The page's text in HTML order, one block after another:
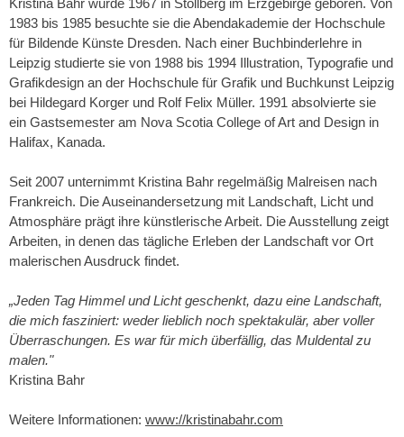
1983 bis 1985 besuchte sie die Abendakademie der Hochschule
für Bildende Künste Dresden. Nach einer Buchbinderlehre in
Leipzig studierte sie von 1988 bis 1994 Illustration, Typografie und
Grafikdesign an der Hochschule für Grafik und Buchkunst Leipzig
bei Hildegard Korger und Rolf Felix Müller. 1991 absolvierte sie
ein Gastsemester am Nova Scotia College of Art and Design in
Halifax, Kanada.
Seit 2007 unternimmt Kristina Bahr regelmäßig Malreisen nach
Frankreich. Die Auseinandersetzung mit Landschaft, Licht und
Atmosphäre prägt ihre künstlerische Arbeit. Die Ausstellung zeigt
Arbeiten, in denen das tägliche Erleben der Landschaft vor Ort
malerischen Ausdruck findet.
„Jeden Tag Himmel und Licht geschenkt, dazu eine Landschaft,
die mich fasziniert: weder lieblich noch spektakulär, aber voller
Überraschungen. Es war für mich überfällig, das Muldental zu
malen."
Kristina Bahr
Weitere Informationen: www://kristinabahr.com